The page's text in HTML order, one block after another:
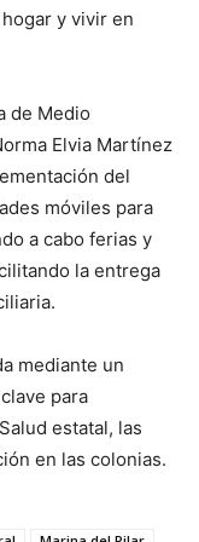
y vivir en
de Medio
Elvia Martínez
del
móviles para
a cabo ferias y
la entrega
mediante un
para
estatal, las
en las colonias.